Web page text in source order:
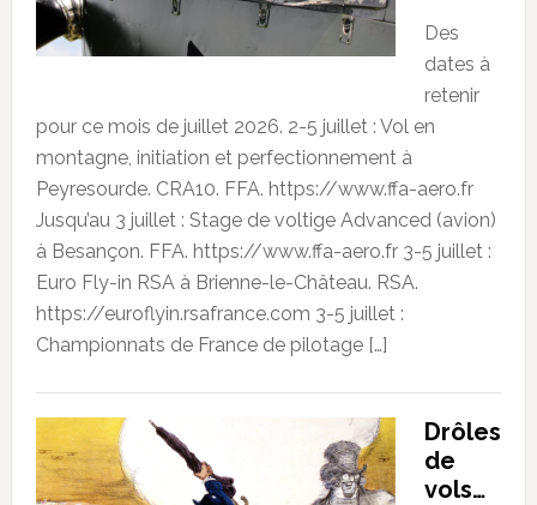
Des
dates à
retenir
pour ce mois de juillet 2026. 2-5 juillet : Vol en
montagne, initiation et perfectionnement à
Peyresourde. CRA10. FFA. https://www.ffa-aero.fr
Jusqu’au 3 juillet : Stage de voltige Advanced (avion)
à Besançon. FFA. https://www.ffa-aero.fr 3-5 juillet :
Euro Fly-in RSA à Brienne-le-Château. RSA.
https://euroflyin.rsafrance.com 3-5 juillet :
Championnats de France de pilotage […]
Drôles
de
vols…